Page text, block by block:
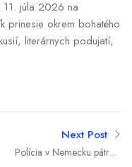
júla 2026 na
prinesie okrem bohatého
literárnych podujatí,
Next Post
Polícia v Nemecku pátrala